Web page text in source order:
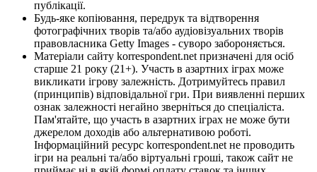
публікації.
Будь-яке копіювання, передрук та відтворення
фотографічних творів та/або аудіовізуальних творів
правовласника Getty Images - суворо забороняється.
Матеріали сайту korrespondent.net призначені для осіб
старше 21 року (21+). Участь в азартних іграх може
викликати ігрову залежність. Дотримуйтесь правил
(принципів) відповідальної гри. При виявленні перших
ознак залежності негайно зверніться до спеціаліста.
Пам'ятайте, що участь в азартних іграх не може бути
джерелом доходів або альтернативою роботі.
Інформаційний ресурс korrespondent.net не проводить
ігри на реальні та/або віртуальні гроші, також сайт не